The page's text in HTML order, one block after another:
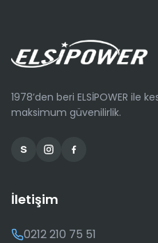
1978’den beri ELSİPOWER ile
maksimum güvenilirlik.
İletişim
0212 210 75 51